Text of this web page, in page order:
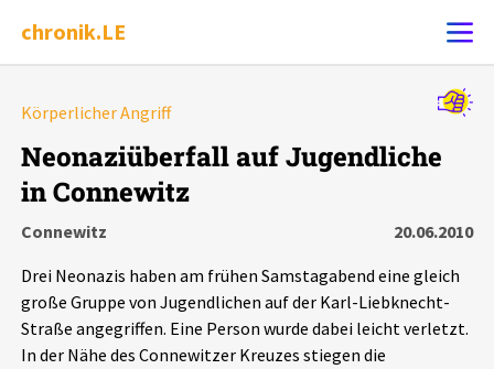
chronik.LE
Chronik
Leipziger Zustände
Körperlicher Angriff
Neonaziüberfall auf Jugendliche
in Connewitz
Connewitz
20.06.2010
Drei Neonazis haben am frühen Samstagabend eine gleich
große Gruppe von Jugendlichen auf der Karl-Liebknecht-
Straße angegriffen. Eine Person wurde dabei leicht verletzt.
In der Nähe des Connewitzer Kreuzes stiegen die
Alle Ereignisse
Ereignisse
Ereignisse